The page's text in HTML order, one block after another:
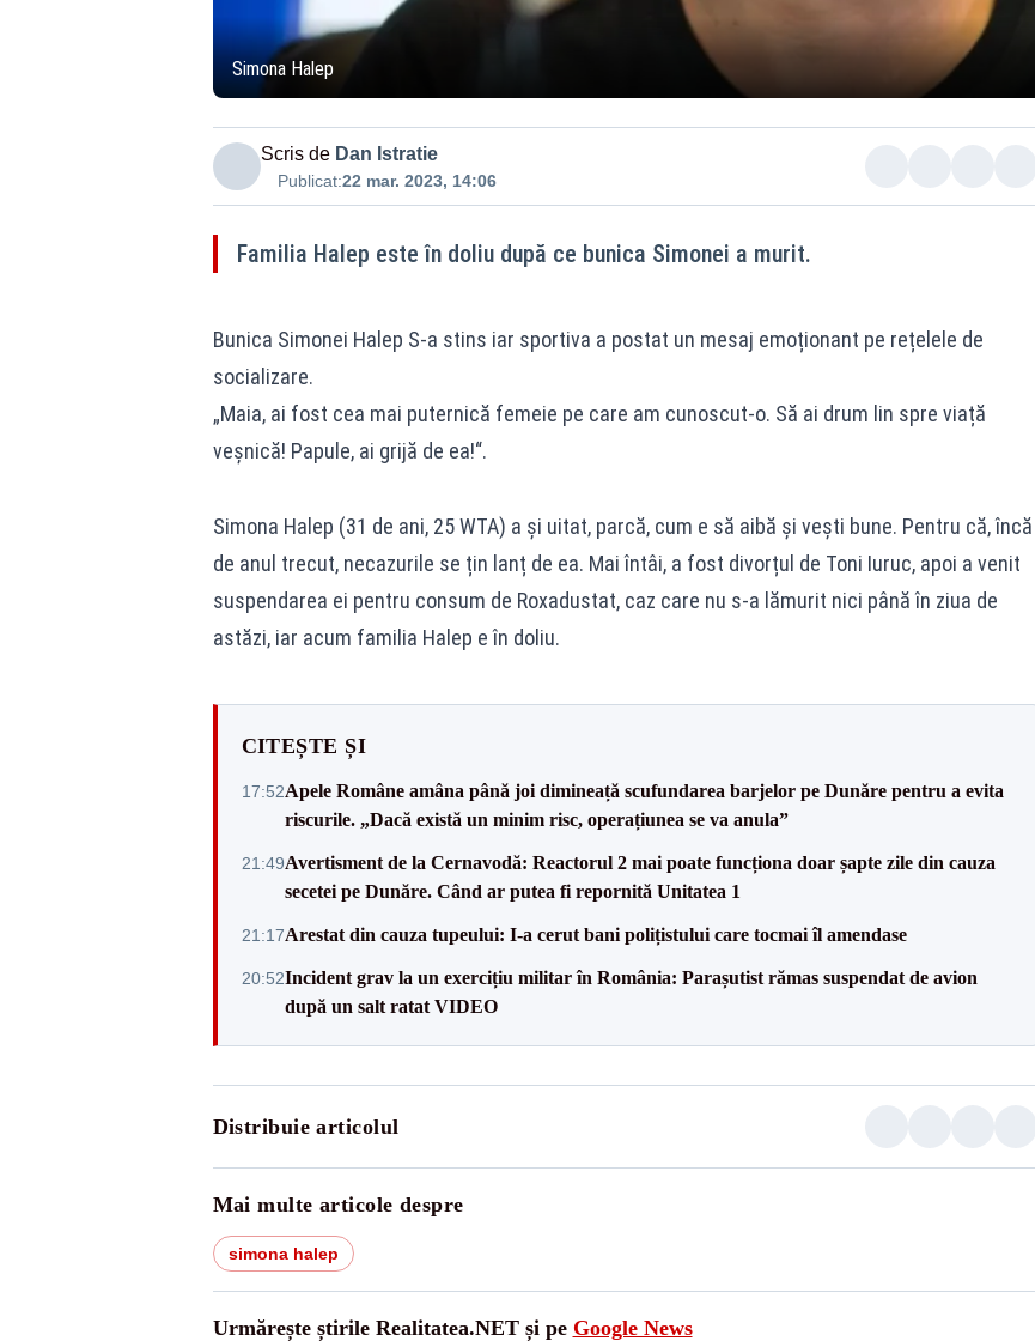
Simona Halep
Scris de Dan Istratie
Publicat:22 mar. 2023, 14:06
Familia Halep este în doliu după ce bunica Simonei a murit.
Bunica Simonei Halep S-a stins iar sportiva a postat un mesaj emoționant pe rețelele de
socializare.
„Maia, ai fost cea mai puternică femeie pe care am cunoscut-o. Să ai drum lin spre viață
veșnică! Papule, ai grijă de ea!“.
Simona Halep (31 de ani, 25 WTA) a și uitat, parcă, cum e să aibă și vești bune. Pentru că, încă
de anul trecut, necazurile se țin lanț de ea. Mai întâi, a fost divorțul de Toni Iuruc, apoi a venit
suspendarea ei pentru consum de Roxadustat, caz care nu s-a lămurit nici până în ziua de
astăzi, iar acum familia Halep e în doliu.
CITEȘTE ȘI
17:52Apele Române amâna până joi dimineață scufundarea barjelor pe Dunăre pentru a evita
riscurile. „Dacă există un minim risc, operațiunea se va anula”
21:49Avertisment de la Cernavodă: Reactorul 2 mai poate funcționa doar șapte zile din cauza
secetei pe Dunăre. Când ar putea fi repornită Unitatea 1
21:17Arestat din cauza tupeului: I-a cerut bani polițistului care tocmai îl amendase
20:52Incident grav la un exercițiu militar în România: Parașutist rămas suspendat de avion
după un salt ratat VIDEO
Distribuie articolul
Mai multe articole despre
simona halep
Urmărește știrile Realitatea.NET și pe Google News